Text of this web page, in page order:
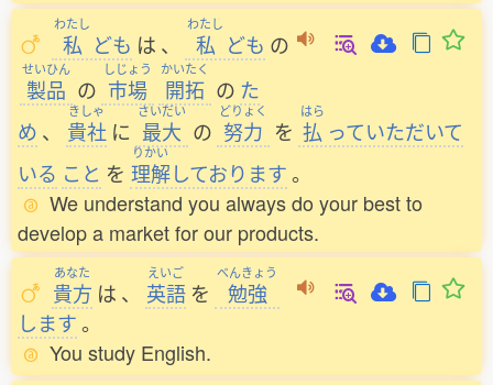
わたし
私 ども は 、
わたし
私 ども の
せいひん
製品 の
しじょう
市場
かいたく
開拓 の た
め 、
きしゃ
貴社 に
さいだい
最大 の
どりょく
努力 を
はら
払 っていただいて
いる こと を
りかい
理解しております。
We understand you always do your best to
develop a market for our products.
あなた
貴方 は 、
えいご
英語 を
べんきょう
勉強
します。
You study English.